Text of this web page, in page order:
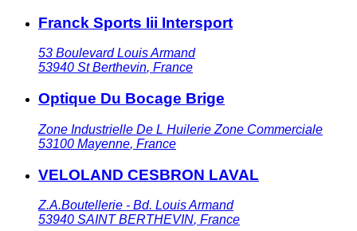
Franck Sports Iii Intersport
53 Boulevard Louis Armand
53940 St Berthevin, France
Optique Du Bocage Brige
Zone Industrielle De L Huilerie Zone Commerciale
53100 Mayenne, France
VELOLAND CESBRON LAVAL
Z.A.Boutellerie - Bd. Louis Armand
53940 SAINT BERTHEVIN, France